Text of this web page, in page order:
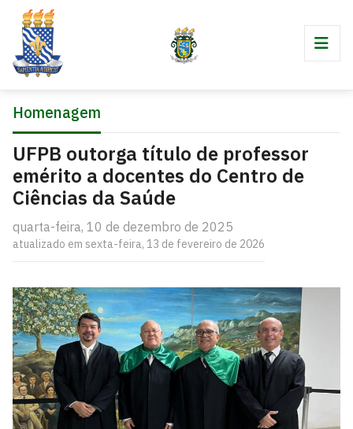
Homenagem
UFPB outorga título de professor
emérito a docentes do Centro de
Ciências da Saúde
quarta-feira, 10 de dezembro de 2025
atualizado em sexta-feira, 13 de fevereiro de 2026